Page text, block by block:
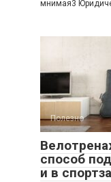
мнимая3
Полезно
способ
и в